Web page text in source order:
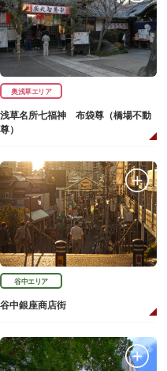
奥浅草エリア
浅草名所七福神 布袋尊（橋場不動
尊）
谷中エリア
谷中銀座商店街